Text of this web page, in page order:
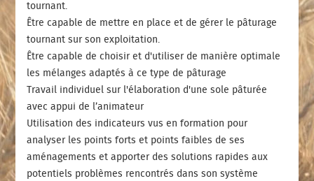
tournant.
Être capable de mettre en place et de gérer le pâturage
tournant sur son exploitation.
Être capable de choisir et d'utiliser de manière optimale
les mélanges adaptés à ce type de pâturage
Travail individuel sur l'élaboration d'une sole pâturée
avec appui de l’animateur
Utilisation des indicateurs vus en formation pour
analyser les points forts et points faibles de ses
aménagements et apporter des solutions rapides aux
potentiels problèmes rencontrés dans son système